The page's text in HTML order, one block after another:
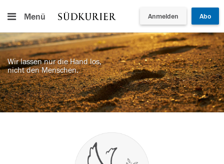
Menü Anmelden Abo
Wir lassen nur die Hand los,
nicht den Menschen.